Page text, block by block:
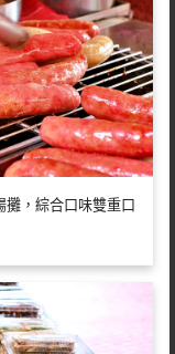
，綜合口味雙重口